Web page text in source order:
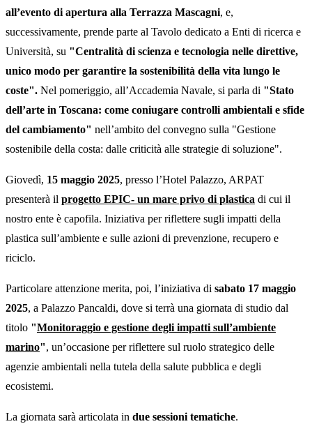
all’evento di apertura alla Terrazza Mascagni, e,
successivamente, prende parte al Tavolo dedicato a Enti di ricerca e
Università, su "Centralità di scienza e tecnologia nelle direttive,
unico modo per garantire la sostenibilità della vita lungo le
coste". Nel pomeriggio, all’Accademia Navale, si parla di "Stato
dell’arte in Toscana: come coniugare controlli ambientali e sfide
del cambiamento" nell’ambito del convegno sulla "Gestione
sostenibile della costa: dalle criticità alle strategie di soluzione".
Giovedì, 15 maggio 2025, presso l’Hotel Palazzo, ARPAT
presenterà il progetto EPIC- un mare privo di plastica di cui il
nostro ente è capofila. Iniziativa per riflettere sugli impatti della
plastica sull’ambiente e sulle azioni di prevenzione, recupero e
riciclo.
Particolare attenzione merita, poi, l’iniziativa di sabato 17 maggio
2025, a Palazzo Pancaldi, dove si terrà una giornata di studio dal
titolo "Monitoraggio e gestione degli impatti sull’ambiente
marino", un’occasione per riflettere sul ruolo strategico delle
agenzie ambientali nella tutela della salute pubblica e degli
ecosistemi.
La giornata sarà articolata in due sessioni tematiche.